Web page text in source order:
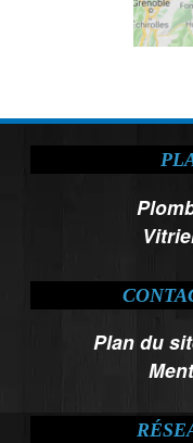
Plan du